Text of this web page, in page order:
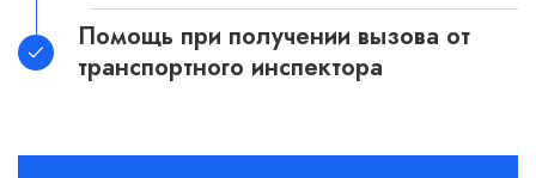
Помощь при получении вызова от
транспортного инспектора